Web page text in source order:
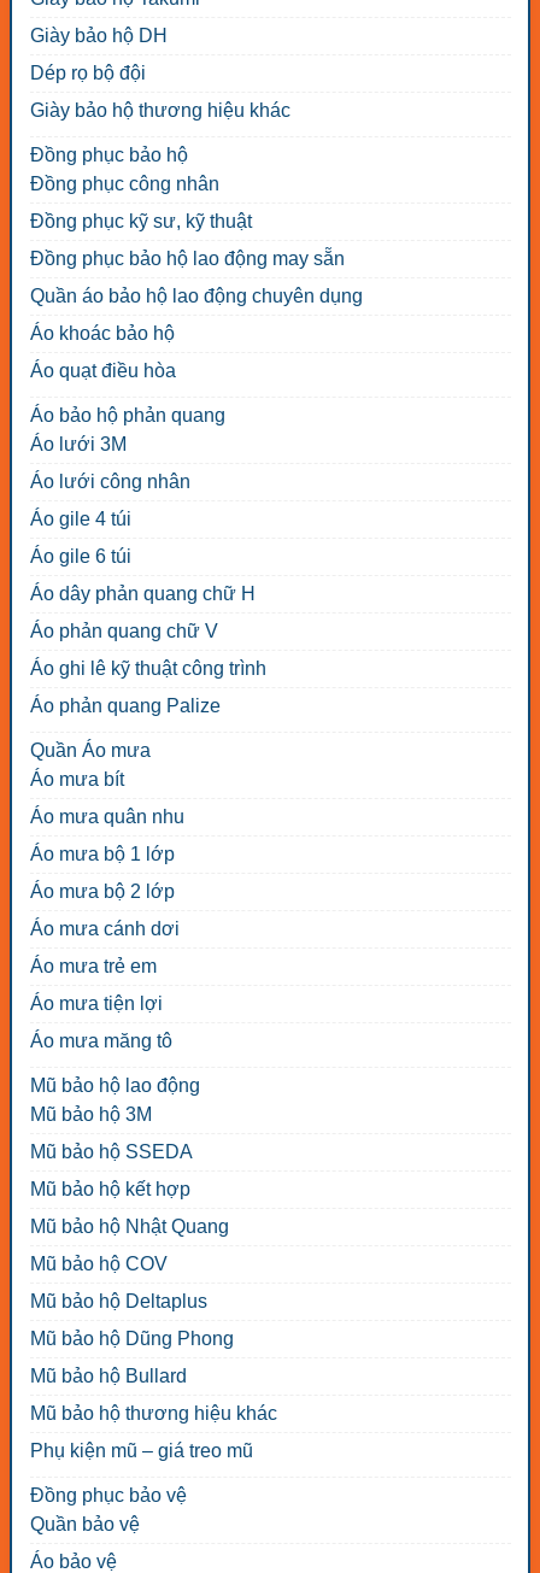
Giày bảo hộ DH
Dép rọ bộ đội
Giày bảo hộ thương hiệu khác
Đồng phục bảo hộ
Đồng phục công nhân
Đồng phục kỹ sư, kỹ thuật
Đồng phục bảo hộ lao động may sẵn
Quần áo bảo hộ lao động chuyên dụng
Áo khoác bảo hộ
Áo quạt điều hòa
Áo bảo hộ phản quang
Áo lưới 3M
Áo lưới công nhân
Áo gile 4 túi
Áo gile 6 túi
Áo dây phản quang chữ H
Áo phản quang chữ V
Áo ghi lê kỹ thuật công trình
Áo phản quang Palize
Quần Áo mưa
Áo mưa bít
Áo mưa quân nhu
Áo mưa bộ 1 lớp
Áo mưa bộ 2 lớp
Áo mưa cánh dơi
Áo mưa trẻ em
Áo mưa tiện lợi
Áo mưa măng tô
Mũ bảo hộ lao động
Mũ bảo hộ 3M
Mũ bảo hộ SSEDA
Mũ bảo hộ kết hợp
Mũ bảo hộ Nhật Quang
Mũ bảo hộ COV
Mũ bảo hộ Deltaplus
Mũ bảo hộ Dũng Phong
Mũ bảo hộ Bullard
Mũ bảo hộ thương hiệu khác
Phụ kiện mũ – giá treo mũ
Đồng phục bảo vệ
Quần bảo vệ
Áo bảo vệ